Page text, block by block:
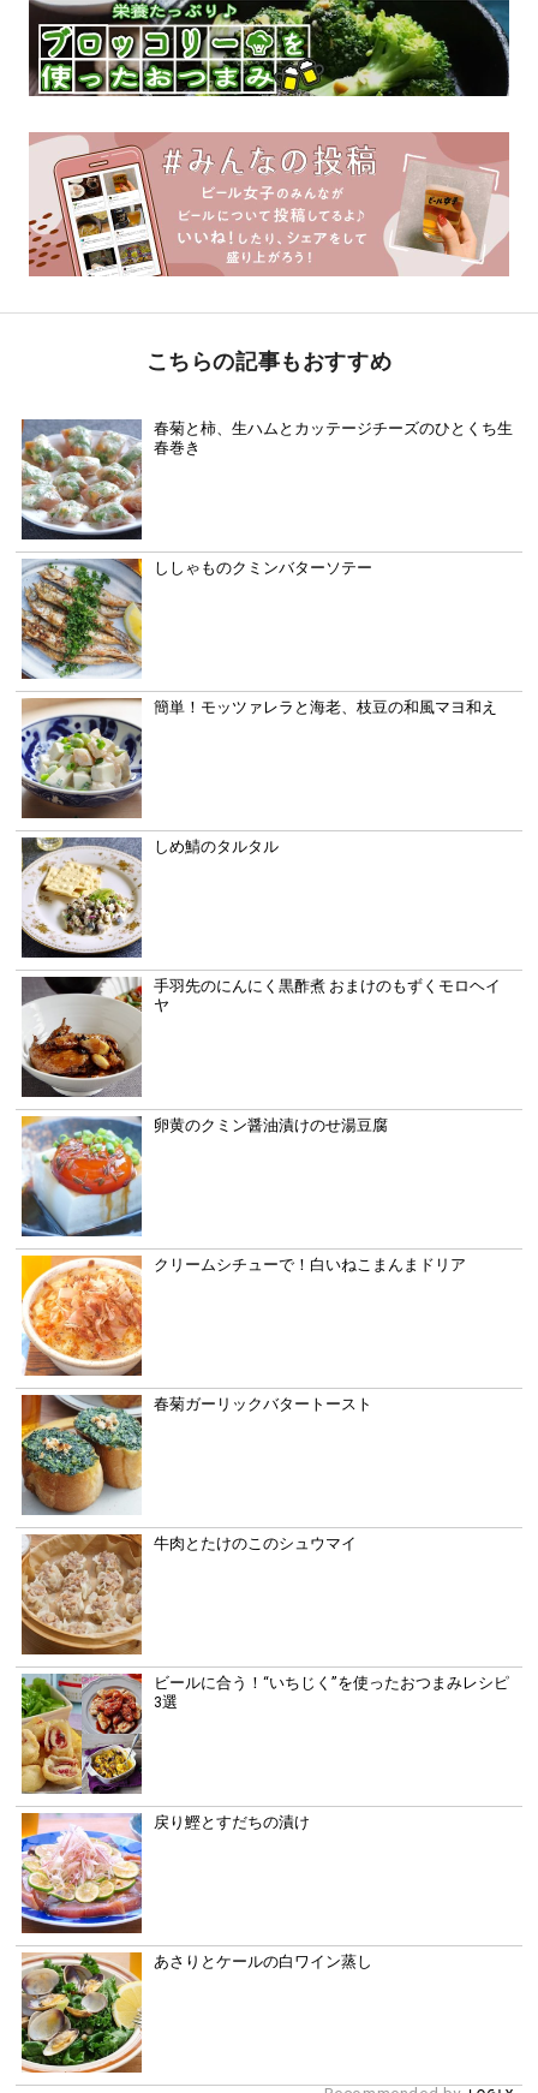
こちらの記事もおすすめ
春菊と柿、生ハムとカッテージチーズのひとくち生
春巻き
ししゃものクミンバターソテー
簡単！モッツァレラと海老、枝豆の和風マヨ和え
しめ鯖のタルタル
手羽先のにんにく黒酢煮 おまけのもずくモロヘイ
ヤ
卵黄のクミン醤油漬けのせ湯豆腐
クリームシチューで！白いねこまんまドリア
春菊ガーリックバタートースト
牛肉とたけのこのシュウマイ
ビールに合う！“いちじく”を使ったおつまみレシピ
3選
戻り鰹とすだちの漬け
あさりとケールの白ワイン蒸し